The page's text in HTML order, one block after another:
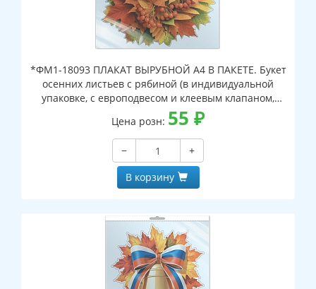
*ФМ1-18093 ПЛАКАТ ВЫРУБНОЙ А4 В ПАКЕТЕ. Букет
осенних листьев с рябиной (в индивидуальной
упаковке, с европодвесом и клеевым клапаном,
двухсторонний, ВД-лак)
Цена розн: 55 ₽
−
+
В корзину